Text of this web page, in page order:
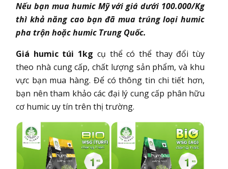
Nếu bạn mua humic Mỹ với giá dưới 100.000/Kg
thì khả năng cao bạn đã mua trúng loại humic
pha trộn hoặc humic Trung Quốc.
Giá humic túi 1kg cụ thể có thể thay đổi tùy
theo nhà cung cấp, chất lượng sản phẩm, và khu
vực bạn mua hàng. Để có thông tin chi tiết hơn,
bạn nên tham khảo các đại lý cung cấp phân hữu
cơ humic uy tín trên thị trường.